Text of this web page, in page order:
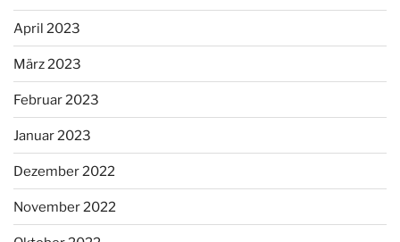
April 2023
März 2023
Februar 2023
Januar 2023
Dezember 2022
November 2022